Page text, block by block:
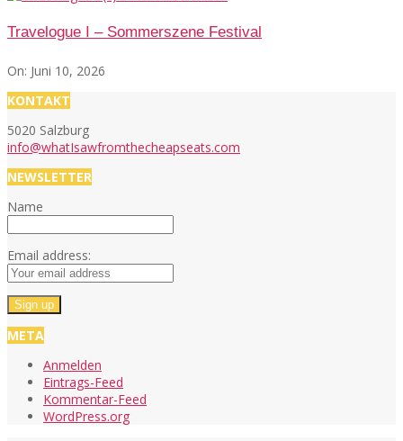
Travelogue I – Sommerszene Festival
On: Juni 10, 2026
KONTAKT
5020 Salzburg
info@whatIsawfromthecheapseats.com
NEWSLETTER
Name
Email address:
META
Anmelden
Eintrags-Feed
Kommentar-Feed
WordPress.org